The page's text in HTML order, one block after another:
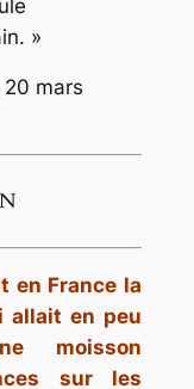
»
mars
en France la
allait en peu
moisson
sur les